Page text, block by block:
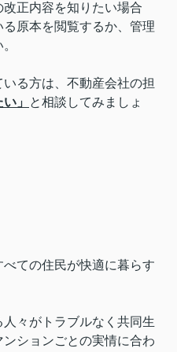
正内容を知りたい場合
原本を閲覧するか、管理
る方は、不動産会社の担
」 と相談してみましょ
ての住民が快適に暮らす
々がトラブルなく共同生
ションごとの実情に合わ